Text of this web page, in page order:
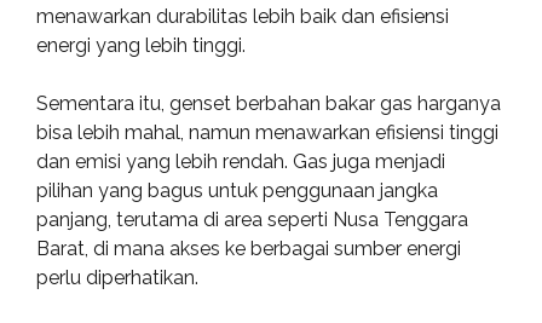
menawarkan durabilitas lebih baik dan efisiensi
energi yang lebih tinggi.
Sementara itu, genset berbahan bakar gas harganya
bisa lebih mahal, namun menawarkan efisiensi tinggi
dan emisi yang lebih rendah. Gas juga menjadi
pilihan yang bagus untuk penggunaan jangka
panjang, terutama di area seperti Nusa Tenggara
Barat, di mana akses ke berbagai sumber energi
perlu diperhatikan.